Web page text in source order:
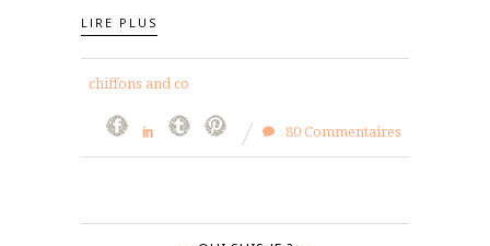
LIRE PLUS
chiffons and co
80 Commentaires